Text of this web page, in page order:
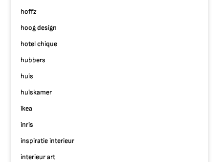
hoffz
hoog design
hotel chique
hubbers
huis
huiskamer
ikea
inris
inspiratie interieur
interieur art